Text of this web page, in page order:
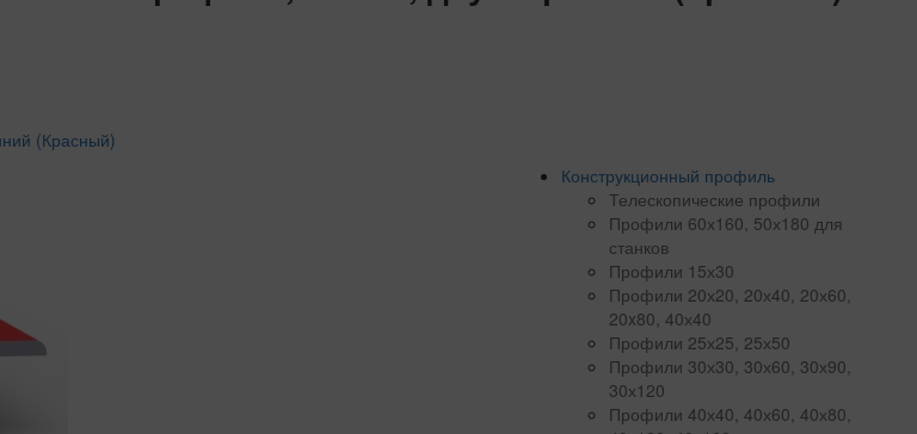
(Красный)
Конструкционный профиль
Телескопические профили
Профили 60х160, 50х180 для
станков
Профили 15х30
Профили 20х20, 20х40, 20х60,
20x80, 40х40
Профили 25х25, 25х50
Профили 30х30, 30х60, 30х90,
30х120
Профили 40х40, 40х60, 40х80,